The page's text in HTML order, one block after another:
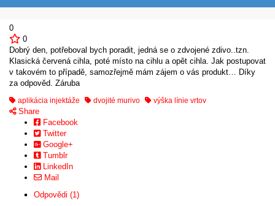
0
0
Dobrý den, potřeboval bych poradit, jedná se o zdvojené zdivo..tzn.
Klasická červená cihla, poté místo na cihlu a opět cihla. Jak postupovat
v takovém to případě, samozřejmě mám zájem o vás produkt… Díky
za odpověd. Záruba
aplikácia injektáže dvojité murivo výška línie vrtov
Share
Facebook
Twitter
Google+
Tumblr
LinkedIn
Mail
Odpovědi (1)
+ PŘIDAT DO KOŠÍKU